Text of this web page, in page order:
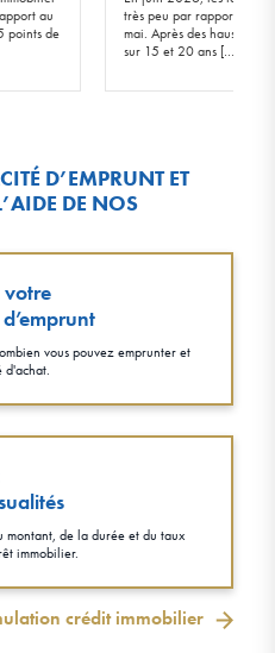
au
points de
très peu par rapport à
mai. Après des hausses
sur 15 et 20 ans […]
D’EMPRUNT ET
DE NOS
votre
vous pouvez emprunter et
d'achat.
montant, de la durée et du taux
immobilier.
crédit immobilier